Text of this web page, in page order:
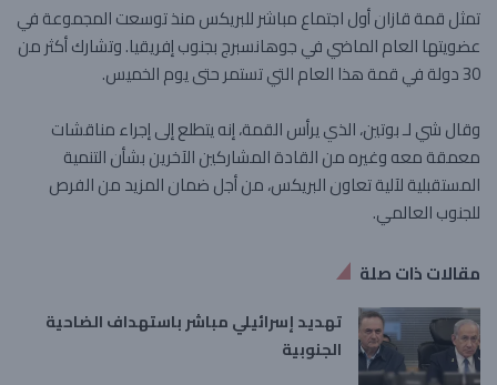
تمثل قمة قازان أول اجتماع مباشر للبريكس منذ توسعت المجموعة في
عضويتها العام الماضي في جوهانسبرج بجنوب إفريقيا. وتشارك أكثر من
30 دولة في قمة هذا العام التي تستمر حتى يوم الخميس.
وقال شي لـ بوتين، الذي يرأس القمة، إنه يتطلع إلى إجراء مناقشات
معمقة معه وغيره من القادة المشاركين الآخرين بشأن التنمية
المستقبلية لآلية تعاون البريكس، من أجل ضمان المزيد من الفرص
للجنوب العالمي.
مقالات ذات صلة
تهديد إسرائيلي مباشر باستهداف الضاحية
الجنوبية